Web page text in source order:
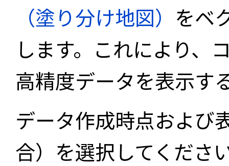
（塗り分け地図） をベ
します。これにより、
高精度データを表示す
データ作成時点および
合）を選択してくださ